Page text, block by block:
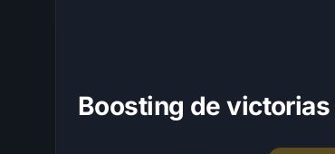
Boosting de